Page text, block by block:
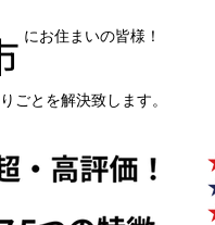
にお住まいの皆様！
ごとを解決致します。